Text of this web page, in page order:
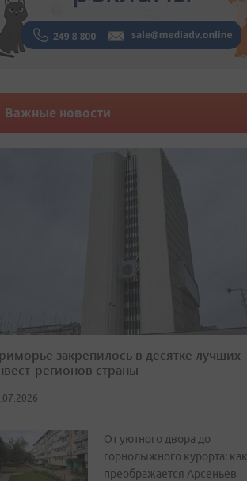
Важные новости
закрепилось в десятке лучших
регионов страны
От уютного двора до
горнолыжного курорта: как
преображается Арсеньев